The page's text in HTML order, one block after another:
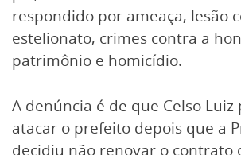
respondido por ameaça, lesão
estelionato, crimes contra a
patrimônio e homicídio.
A denúncia é de que Celso Luiz
atacar o prefeito depois que a
decidiu não renovar o contrato